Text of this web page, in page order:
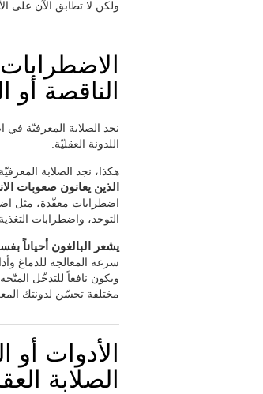
ولكن لا تطابق الآن على
الناقصة أو
نجد الصلابة المعرفيّة في
اللدونة العقليّة.
هكذا، نجد الصلابة
الذين يعانون صعوبات
اضطرابات معقّدة، مثل
التوحد، واضطرابات
يشعر البالغون أحياناً
سرعة المعالجة للدماغ
ويكون نافعاً للتدخّل
مختلفة تحسّن لدونتك
الأدوات أو
الصلابة